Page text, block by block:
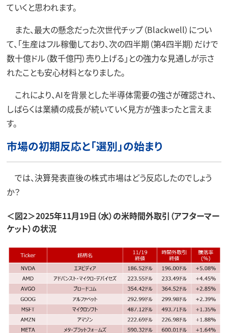
ていくと思われます。
また、最大の懸念だった次世代チップ（Blackwell）につい
て、「生産はフル稼働しており、次の四半期（第4四半期）だけで
数十億ドル（数千億円）売り上げる」との強力な見通しが示さ
れたことも安心材料となりました。
これにより、AIを背景とした半導体需要の強さが確認され、
しばらくは業績の成長が続いていく見方が強まったと言えま
す。
市場の初期反応と「選別」の始まり
では、決算発表直後の株式市場はどう反応したのでしょう
か？
＜図2＞2025年11月19日（水）の米時間外取引（アフターマー
ケット）の状況